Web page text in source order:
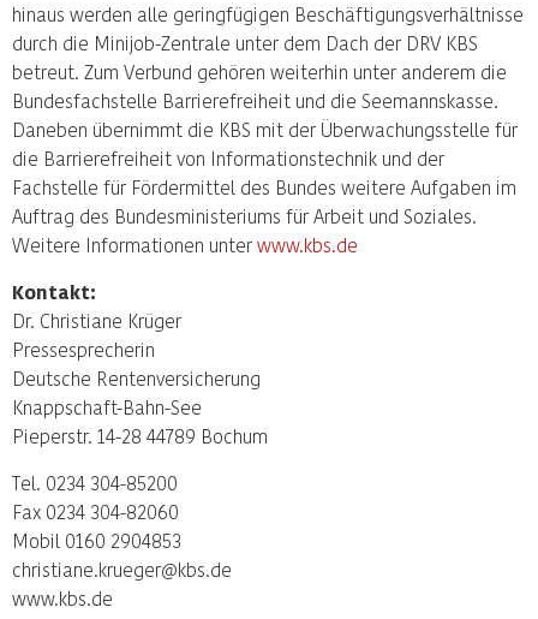
hinaus werden alle geringfügigen Beschäftigungsverhältnisse
durch die Minijob-Zentrale unter dem Dach der DRV KBS
betreut. Zum Verbund gehören weiterhin unter anderem die
Bundesfachstelle Barrierefreiheit und die Seemannskasse.
Daneben übernimmt die KBS mit der Überwachungsstelle für
die Barrierefreiheit von Informationstechnik und der
Fachstelle für Fördermittel des Bundes weitere Aufgaben im
Auftrag des Bundesministeriums für Arbeit und Soziales.
Weitere Informationen unter www.kbs.de
Kontakt:
Dr. Christiane Krüger
Pressesprecherin
Deutsche Rentenversicherung
Knappschaft-Bahn-See
Pieperstr. 14-28 44789 Bochum
Tel. 0234 304-85200
Fax 0234 304-82060
Mobil 0160 2904853
christiane.krueger@kbs.de
www.kbs.de